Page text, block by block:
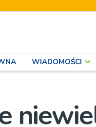
WIADOMOŚCI